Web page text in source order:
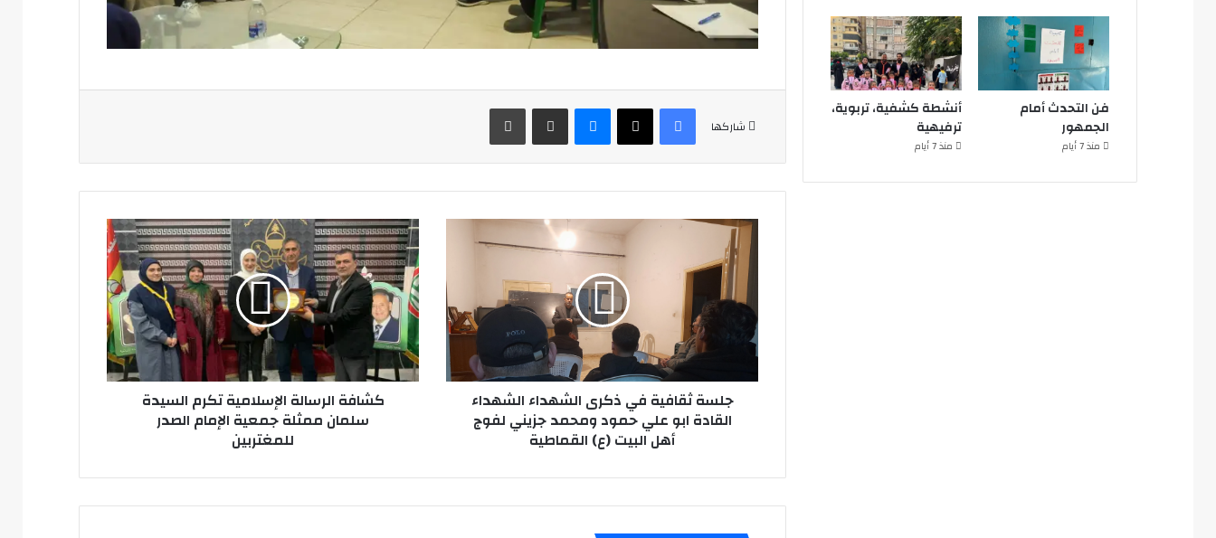
شاركها
فيسبوك
‫X ماسنجر مشاركة عبر البريد طباعة
جلسة
ثقافية
في
ذكرى
الشهداء
الشهداء
القادة
ابو
علي
حمود
ومحمد
أهل
(ع)
القماطية
جلسة ثقافية في ذكرى الشهداء الشهداء
القادة ابو علي حمود ومحمد جزيني لفوج
أهل البيت (ع) القماطية
كشافة
الرسالة
الإسلامية
تكرم
السيدة
سلمان
ممثلة
جمعية
الإمام
كشافة الرسالة الإسلامية تكرم السيدة
سلمان ممثلة جمعية الإمام الصدر
للمغتربين
فن التحدث أمام
الجمهور
منذ 7 أيام
أنشطة كشفية، تربوية،
ترفيهية
منذ 7 أيام